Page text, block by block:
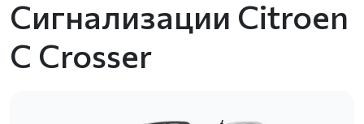
Сигнализации Citroen
C Crosser